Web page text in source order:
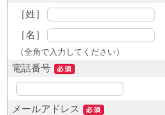
［姓］
［名］
（全角で入力してください）
電話番号
メールアドレス